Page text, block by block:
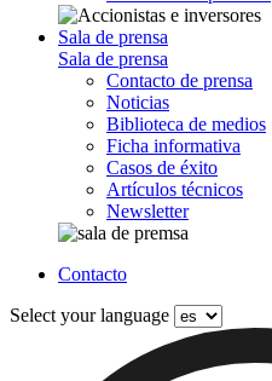
Sala de prensa
Sala de prensa
Contacto de prensa
Noticias
Biblioteca de medios
Ficha informativa
Casos de éxito
Artículos técnicos
Newsletter
Contacto
Select your language